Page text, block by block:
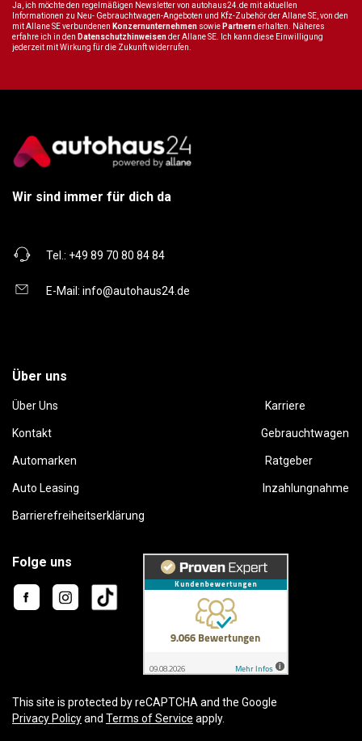
Ja, ich möchte den regelmäßigen Newsletter von autohaus24.de mit aktuellen
Informationen zu Neu- Gebrauchtwagen-Angeboten und Kfz-Zubehör der Allane SE, von den
mit Allane SE verbundenen Konzernunternehmen sowie Partnernerhalten. Näheres
erfahre ich in den Datenschutzhinweisender Allane SE. Ich kann diese Einwilligung
jederzeit mit Wirkung für die Zukunft widerrufen.
Wir sind immer für dich da
Tel.: +49 89 70 80 84 84
E-Mail: info@autohaus24.de
Über uns
Über Uns Karriere
Kontakt Gebrauchtwagen
Automarken Ratgeber
Auto Leasing Inzahlungnahme
Barrierefreiheitserklärung
Folge uns
This site is protected by reCAPTCHA and the Google
Privacy Policyand Terms of Service apply.